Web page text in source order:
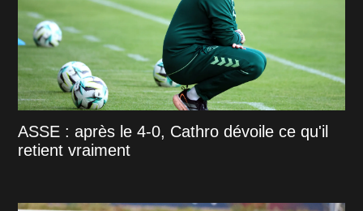
ASSE : après le 4-0, Cathro dévoile ce qu'il
retient vraiment